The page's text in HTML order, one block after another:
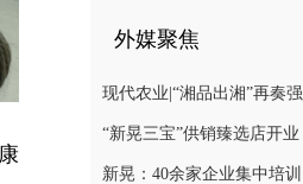
外媒聚焦